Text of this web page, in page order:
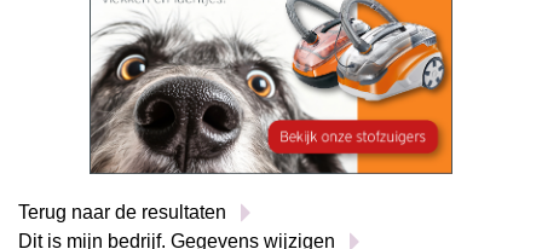
Terug naar de resultaten
Dit is mijn bedrijf. Gegevens wijzigen